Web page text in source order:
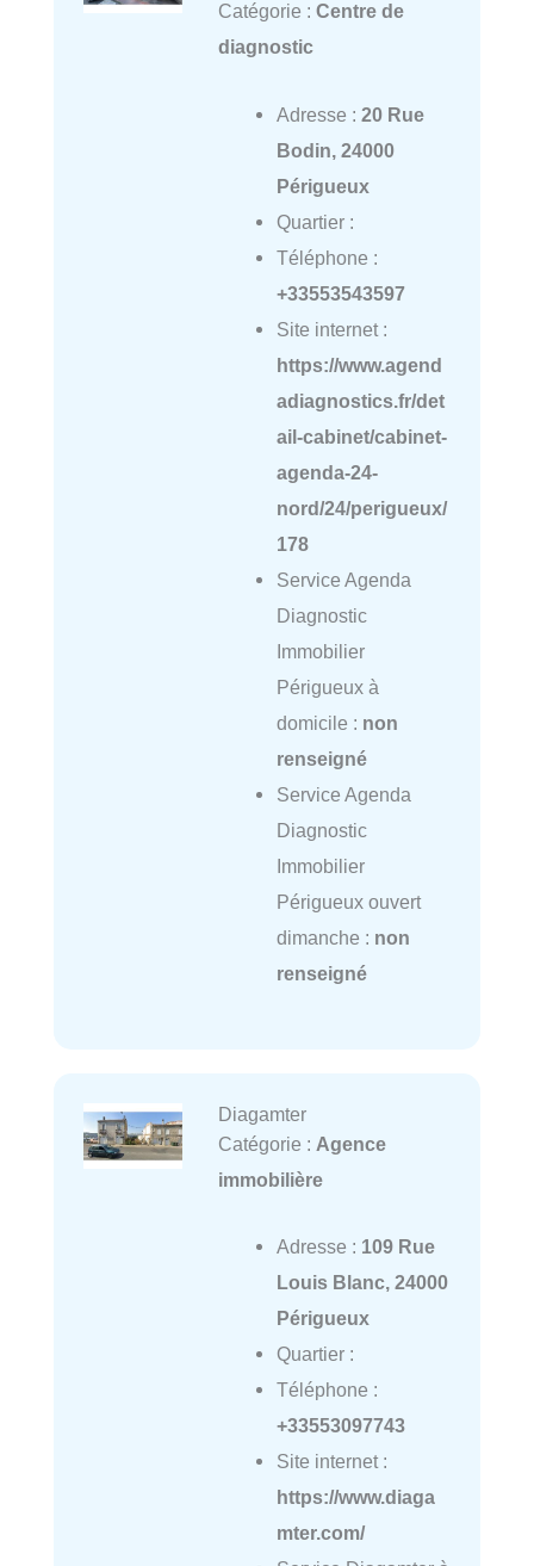
Catégorie : Centre de
diagnostic
Adresse : 20 Rue
Bodin, 24000
Périgueux
Quartier :
Téléphone :
+33553543597
Site internet :
https://www.agend
adiagnostics.fr/det
ail-cabinet/cabinet-
agenda-24-
nord/24/perigueux/
178
Service Agenda
Diagnostic
Immobilier
Périgueux à
domicile : non
renseigné
Service Agenda
Diagnostic
Immobilier
Périgueux ouvert
dimanche : non
renseigné
Diagamter
Catégorie : Agence
immobilière
Adresse : 109 Rue
Louis Blanc, 24000
Périgueux
Quartier :
Téléphone :
+33553097743
Site internet :
https://www.diaga
mter.com/